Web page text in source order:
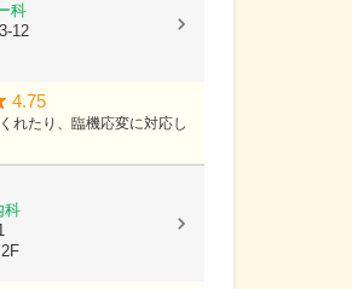
科
12
4.75
れたり、臨機応変に対応し
科